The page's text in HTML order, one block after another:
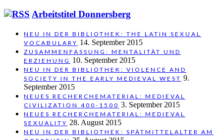
Arbeitstitel Donnersberg
NEU IN DER BIBLIOTHEK: THE LATIN SEXUAL
VOCABULARY 14. September 2015
ZUSAMMENFASSUNG: MENTALITÄT UND
ERZIEHUNG 10. September 2015
NEU IN DER BIBLIOTHEK: VIOLENCE AND
SOCIETY IN THE EARLY MEDIEVAL WEST 9.
September 2015
NEUES RECHERCHEMATERIAL: MEDIEVAL
CIVILIZATION 400-1500 3. September 2015
NEUES RECHERCHEMATERIAL: MEDIEVAL
SEXUALITY 28. August 2015
NEU IN DER BIBLIOTHEK: SPÄTMITTELALTER AM